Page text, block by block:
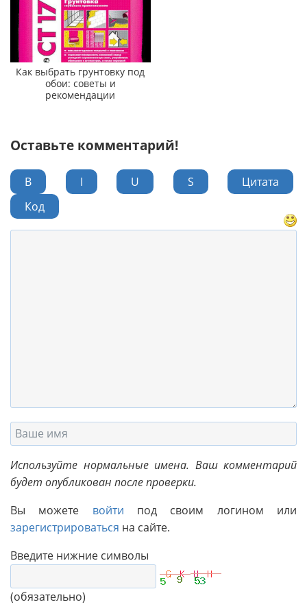
Как выбрать грунтовку под
обои: советы и
рекомендации
Оставьте комментарий!
B I U S
Цитата
Код
Используйте нормальные имена. Ваш комментарий
будет опубликован после проверки.
Вы можете войти под своим логином или
зарегистрироваться на сайте.
Введите нижние символы
(обязательно)